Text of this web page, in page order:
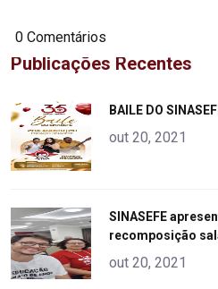
0 Comentários
Publicações Recentes
alt="product">
BAILE DO
out 20, 2021
alt="product">
SINASEFE
recomposição
out 20, 2021